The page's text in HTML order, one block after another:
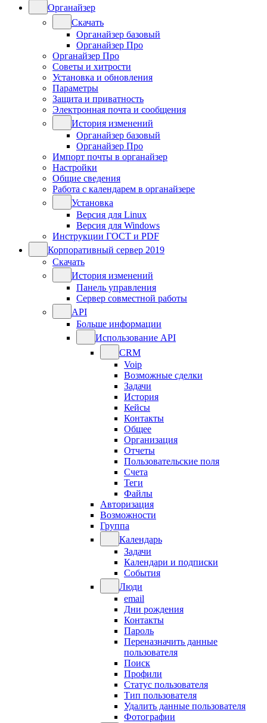
Органайзер
Скачать
Органайзер базовый
Органайзер Про
Органайзер Про
Советы и хитрости
Установка и обновления
Параметры
Защита и приватность
Электронная почта и сообщения
История изменений
Органайзер базовый
Органайзер Про
Импорт почты в органайзер
Настройки
Общие сведения
Работа с календарем в органайзере
Установка
Версия для Linux
Версия для Windows
Инструкции ГОСТ и PDF
Корпоративный сервер 2019
Скачать
История изменений
Панель управления
Сервер совместной работы
API
Больше информации
Использование API
CRM
Voip
Возможные сделки
Задачи
История
Кейсы
Контакты
Общее
Организация
Отчеты
Пользовательские поля
Счета
Теги
Файлы
Авторизация
Возможности
Группа
Календарь
Задачи
Календари и подписки
События
Люди
email
Дни рождения
Контакты
Пароль
Переназначить данные
пользователя
Поиск
Профили
Статус пользователя
Тип пользователя
Удалить данные пользователя
Фотографии